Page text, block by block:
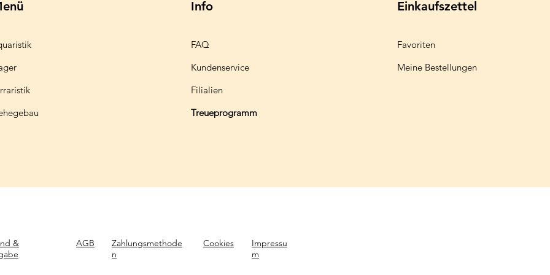
Info
FAQ
Kundenservice
Filialien
Treueprogramm
Einkaufszettel
Favoriten
Meine Bestellungen
&
AGB
Zahlungsmethode
n
Cookies
Impressu
m